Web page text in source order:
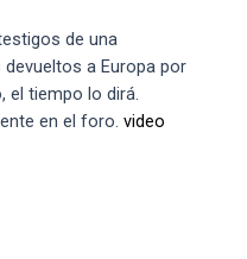
de una
a Europa por
el tiempo lo dirá.
en el foro. video